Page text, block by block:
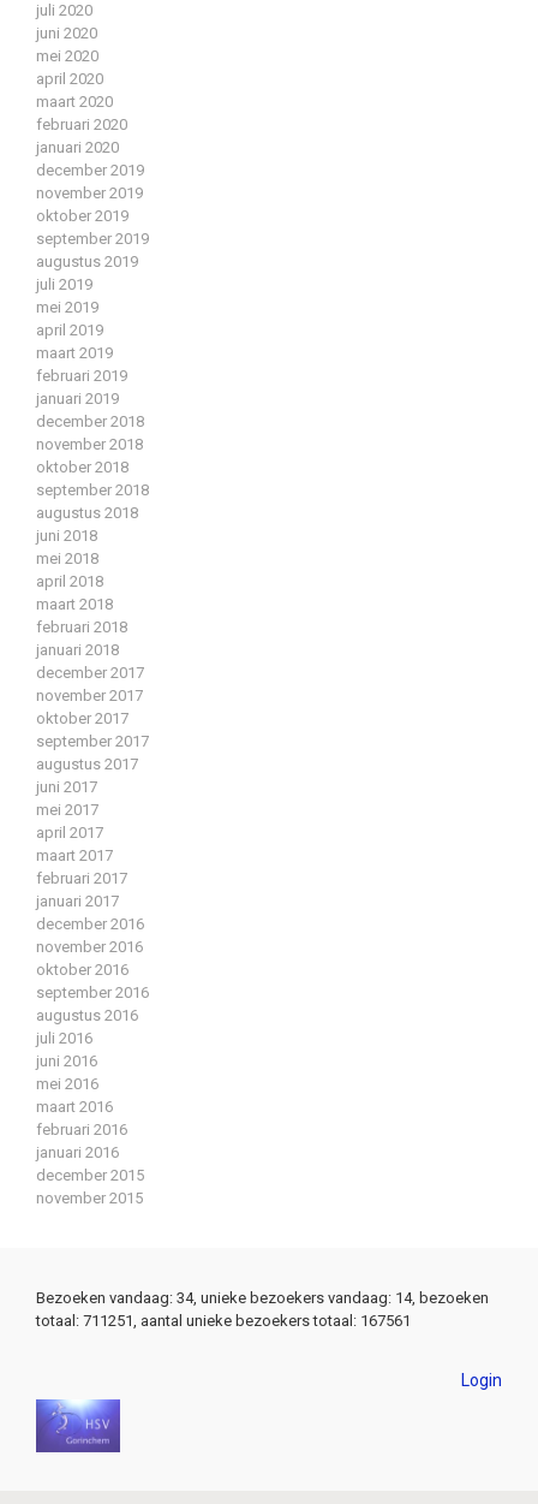
juli 2020
juni 2020
mei 2020
april 2020
maart 2020
februari 2020
januari 2020
december 2019
november 2019
oktober 2019
september 2019
augustus 2019
juli 2019
mei 2019
april 2019
maart 2019
februari 2019
januari 2019
december 2018
november 2018
oktober 2018
september 2018
augustus 2018
juni 2018
mei 2018
april 2018
maart 2018
februari 2018
januari 2018
december 2017
november 2017
oktober 2017
september 2017
augustus 2017
juni 2017
mei 2017
april 2017
maart 2017
februari 2017
januari 2017
december 2016
november 2016
oktober 2016
september 2016
augustus 2016
juli 2016
juni 2016
mei 2016
maart 2016
februari 2016
januari 2016
december 2015
november 2015
Bezoeken vandaag: 34, unieke bezoekers vandaag: 14, bezoeken
totaal: 711251, aantal unieke bezoekers totaal: 167561
Login